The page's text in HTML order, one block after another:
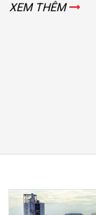
XEM THÊM